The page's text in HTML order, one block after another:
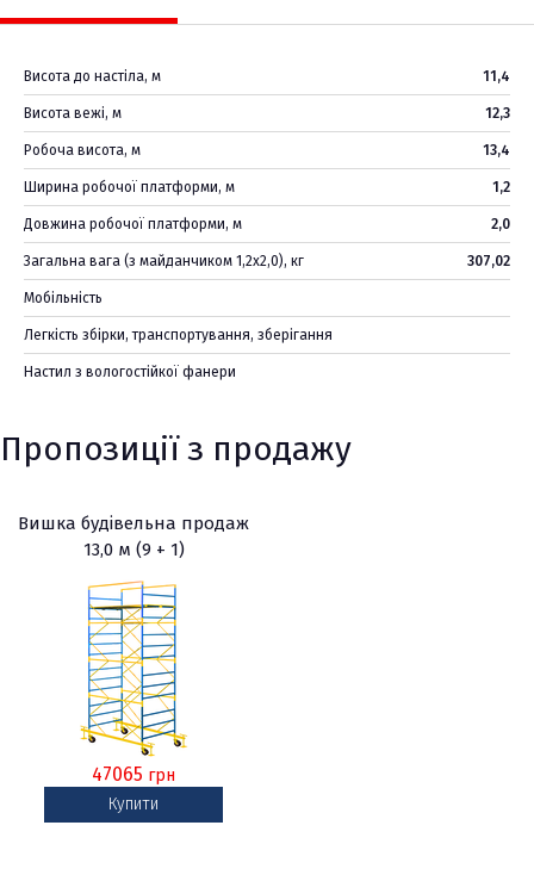
Висота до настіла, м 11,4
Висота вежі, м 12,3
Робоча висота, м 13,4
Ширина робочої платформи, м 1,2
Довжина робочої платформи, м 2,0
Загальна вага (з майданчиком 1,2х2,0), кг 307,02
Мобільність
Легкість збірки, транспортування, зберігання
Настил з вологостійкої фанери
Пропозиції з продажу
Вишка будівельна продаж
13,0 м (9 + 1)
47065 грн
Купити